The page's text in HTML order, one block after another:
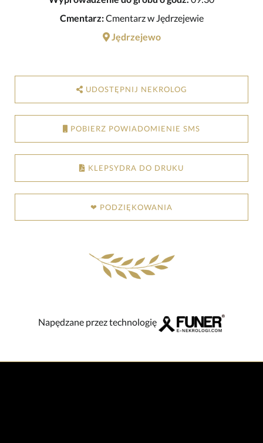
Cmentarz:Cmentarz w Jędrzejewie
Jędrzejewo
UDOSTĘPNIJ NEKROLOG
POBIERZ POWIADOMIENIE SMS
KLEPSYDRA DO DRUKU
❤ PODZIĘKOWANIA
Napędzane przez technologię